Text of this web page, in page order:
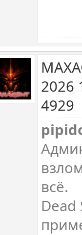
2026
4929
всё.
Dead